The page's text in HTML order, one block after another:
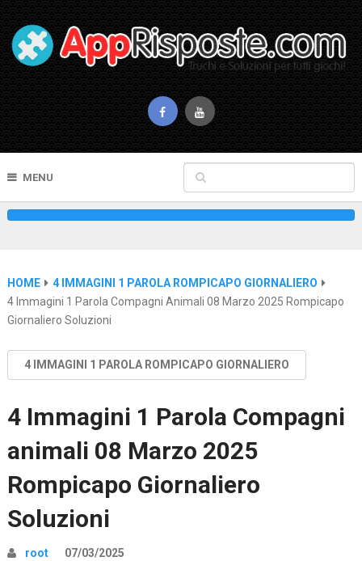
MENU
HOME
4 IMMAGINI 1 PAROLA ROMPICAPO GIORNALIERO
4 Immagini 1 Parola Compagni Animali 08 Marzo 2025 Rompicapo
Giornaliero Soluzioni
4 IMMAGINI 1 PAROLA ROMPICAPO GIORNALIERO
4 Immagini 1 Parola Compagni
animali 08 Marzo 2025
Rompicapo Giornaliero
Soluzioni
root 07/03/2025